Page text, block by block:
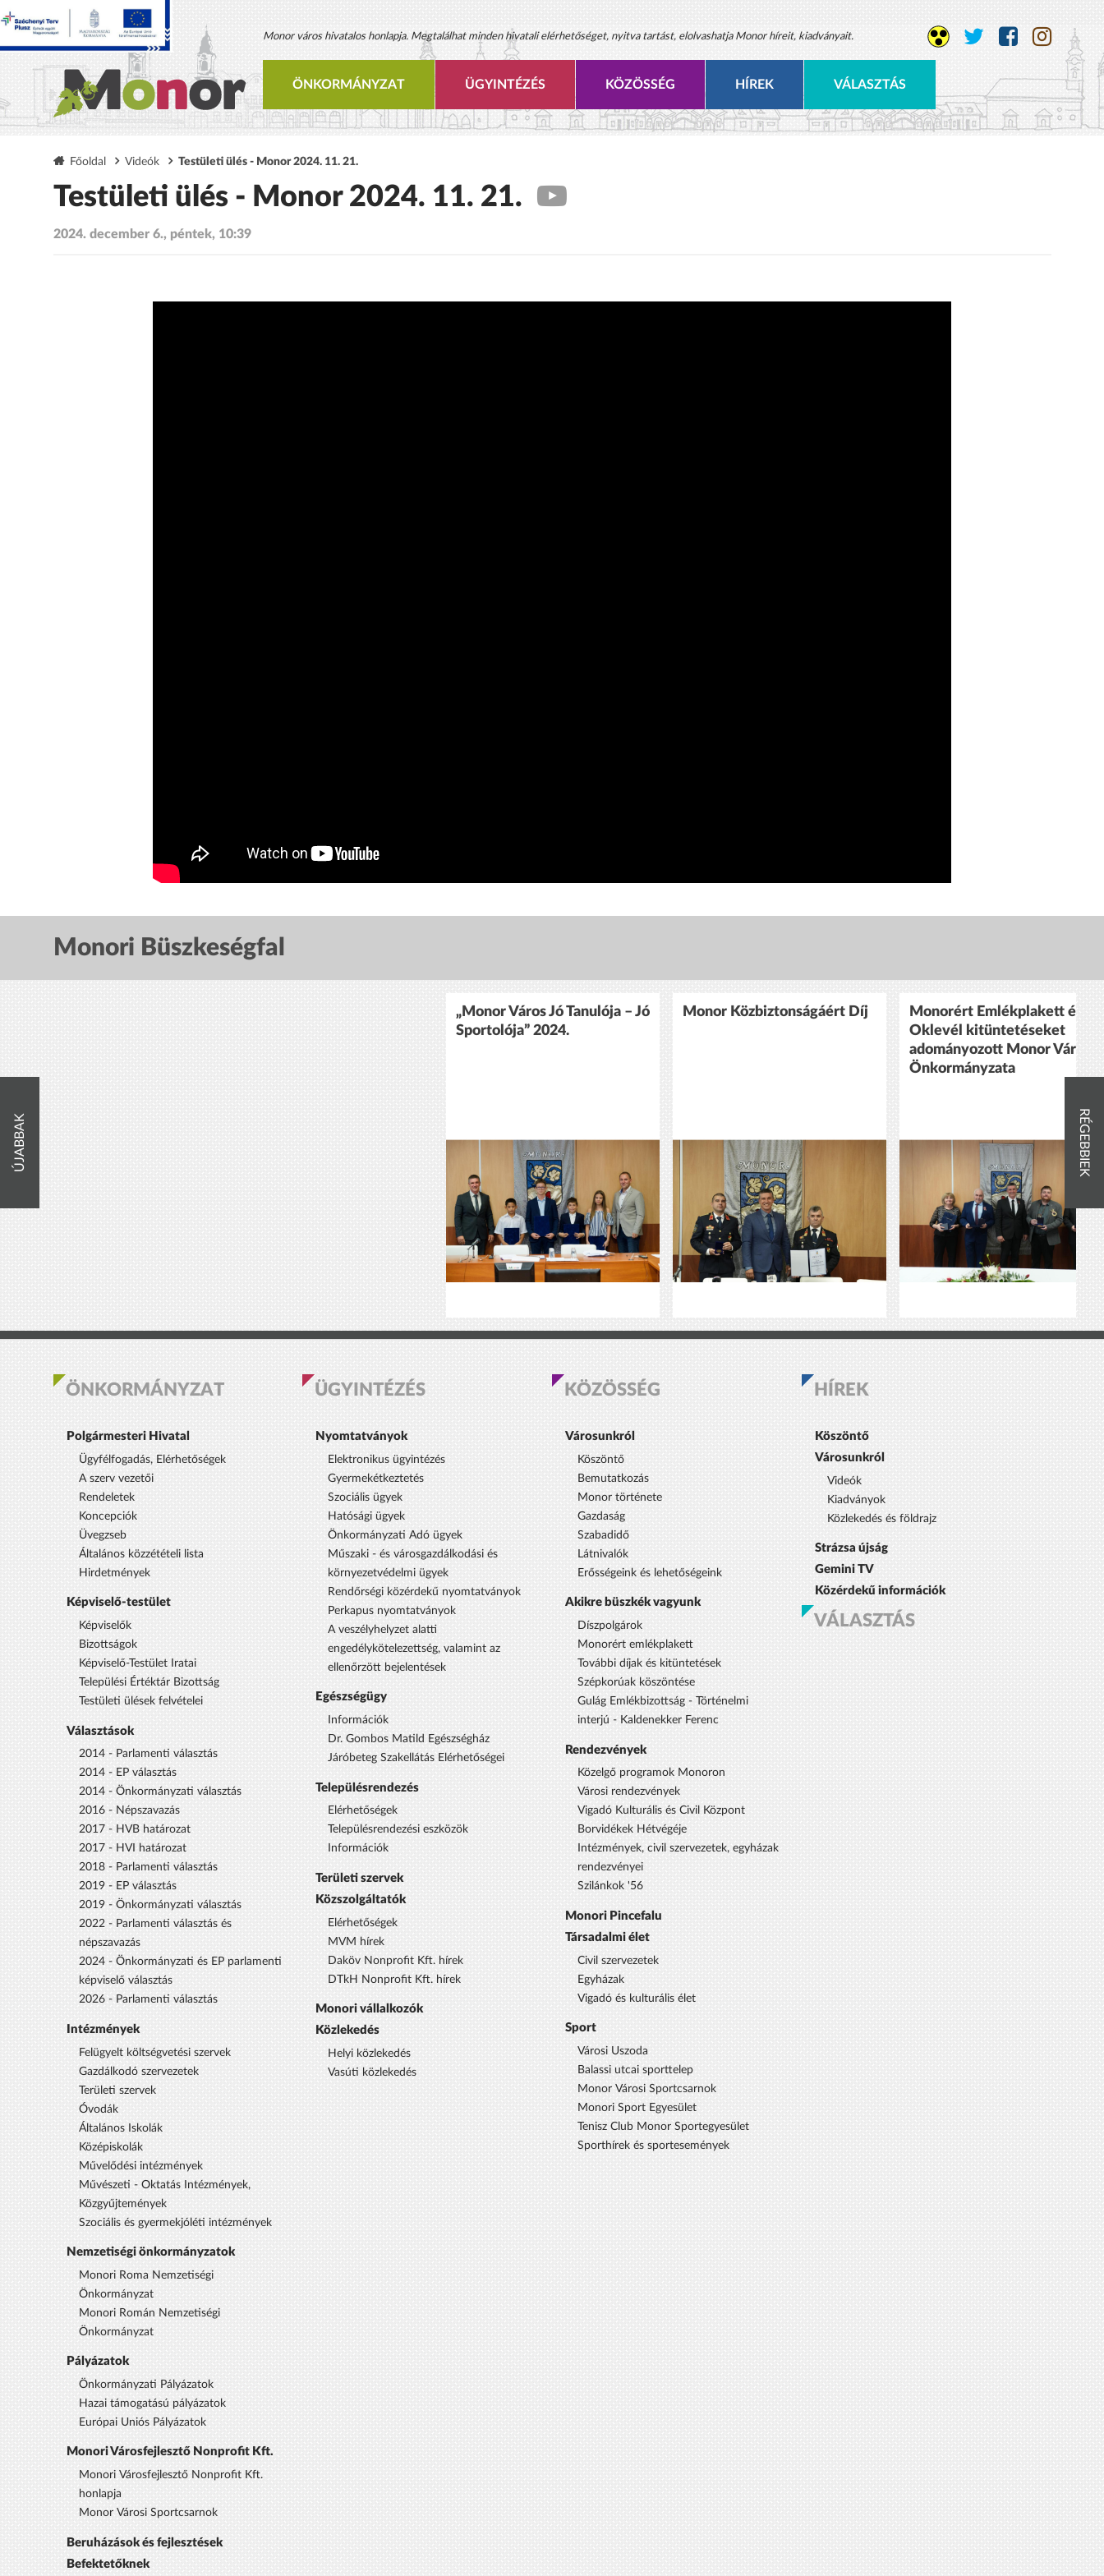
Monor város hivatalos honlapja. Megtalálhat minden hivatali elérhetőséget, nyitva tartást, elolvashatja Monor híreit, kiadványait.
ÖNKORMÁNYZAT ÜGYINTÉZÉS KÖZÖSSÉG HÍREK VÁLASZTÁS
Főoldal Videók Testületi ülés - Monor 2024. 11. 21.
Testületi ülés - Monor 2024. 11. 21.
2024. december 6., péntek, 10:39
Monori Büszkeségfal
ÚJABBAK
„Monor Város Jó Tanulója – Jó
Sportolója” 2024.
Monor Közbiztonságáért Díj
Monorért Emlékplakett és
Oklevél kitüntetéseket
adományozott Monor Város
Önkormányzata
RÉGEBBIEK
ÖNKORMÁNYZAT
Polgármesteri Hivatal
Ügyfélfogadás, Elérhetőségek
A szerv vezetői
Rendeletek
Koncepciók
Üvegzseb
Általános közzétételi lista
Hirdetmények
Képviselő-testület
Képviselők
Bizottságok
Képviselő-Testület Iratai
Települési Értéktár Bizottság
Testületi ülések felvételei
Választások
2014 - Parlamenti választás
2014 - EP választás
2014 - Önkormányzati választás
2016 - Népszavazás
2017 - HVB határozat
2017 - HVI határozat
2018 - Parlamenti választás
2019 - EP választás
2019 - Önkormányzati választás
2022 - Parlamenti választás és
népszavazás
2024 - Önkormányzati és EP parlamenti
képviselő választás
2026 - Parlamenti választás
Intézmények
Felügyelt költségvetési szervek
Gazdálkodó szervezetek
Területi szervek
Óvodák
Általános Iskolák
Középiskolák
Művelődési intézmények
Művészeti - Oktatás Intézmények,
Közgyűjtemények
Szociális és gyermekjóléti intézmények
Nemzetiségi önkormányzatok
Monori Roma Nemzetiségi
Önkormányzat
Monori Román Nemzetiségi
Önkormányzat
Pályázatok
Önkormányzati Pályázatok
Hazai támogatású pályázatok
Európai Uniós Pályázatok
Monori Városfejlesztő Nonprofit Kft.
Monori Városfejlesztő Nonprofit Kft.
honlapja
Monor Városi Sportcsarnok
Beruházások és fejlesztések
Befektetőknek
ÜGYINTÉZÉS
Nyomtatványok
Elektronikus ügyintézés
Gyermekétkeztetés
Szociális ügyek
Hatósági ügyek
Önkormányzati Adó ügyek
Műszaki - és városgazdálkodási és
környezetvédelmi ügyek
Rendőrségi közérdekű nyomtatványok
Perkapus nyomtatványok
A veszélyhelyzet alatti
engedélykötelezettség, valamint az
ellenőrzött bejelentések
Egészségügy
Információk
Dr. Gombos Matild Egészségház
Járóbeteg Szakellátás Elérhetőségei
Településrendezés
Elérhetőségek
Településrendezési eszközök
Információk
Területi szervek
Közszolgáltatók
Elérhetőségek
MVM hírek
Daköv Nonprofit Kft. hírek
DTkH Nonprofit Kft. hírek
Monori vállalkozók
Közlekedés
Helyi közlekedés
Vasúti közlekedés
KÖZÖSSÉG
Városunkról
Köszöntő
Bemutatkozás
Monor története
Gazdaság
Szabadidő
Látnivalók
Erősségeink és lehetőségeink
Akikre büszkék vagyunk
Díszpolgárok
Monorért emlékplakett
További díjak és kitüntetések
Szépkorúak köszöntése
Gulág Emlékbizottság - Történelmi
interjú - Kaldenekker Ferenc
Rendezvények
Közelgő programok Monoron
Városi rendezvények
Vigadó Kulturális és Civil Központ
Borvidékek Hétvégéje
Intézmények, civil szervezetek, egyházak
rendezvényei
Szilánkok '56
Monori Pincefalu
Társadalmi élet
Civil szervezetek
Egyházak
Vigadó és kulturális élet
Sport
Városi Uszoda
Balassi utcai sporttelep
Monor Városi Sportcsarnok
Monori Sport Egyesület
Tenisz Club Monor Sportegyesület
Sporthírek és sportesemények
HÍREK
Köszöntő
Városunkról
Videók
Kiadványok
Közlekedés és földrajz
Strázsa újság
Gemini TV
Közérdekű információk
VÁLASZTÁS